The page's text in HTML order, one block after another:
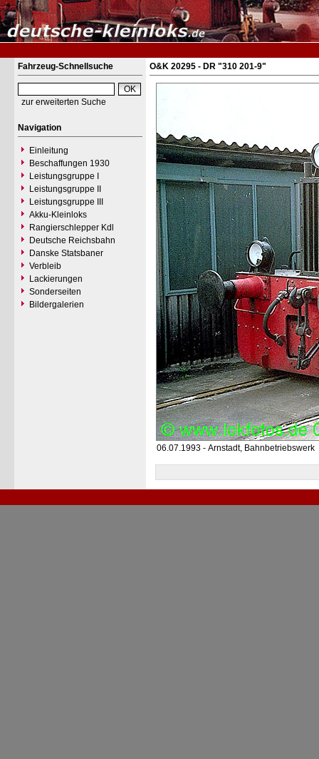
Fahrzeug-Schnellsuche
zur erweiterten Suche
Navigation
Einleitung
Beschaffungen 1930
Leistungsgruppe I
Leistungsgruppe II
Leistungsgruppe III
Akku-Kleinloks
Rangierschlepper Kdl
Deutsche Reichsbahn
Danske Statsbaner
Verbleib
Lackierungen
Sonderseiten
Bildergalerien
O&K 20295 - DR "310 201-9"
06.07.1993 - Arnstadt, Bahnbetriebswerk